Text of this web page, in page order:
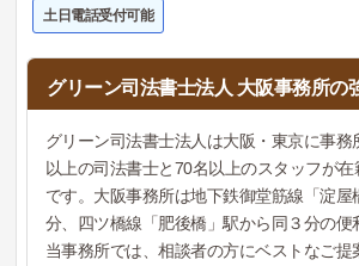
土日電話受付可能
グリーン司法書士法人 大阪事務所の
グリーン司法書士法人は大阪・東京に事務
以上の司法書士と70名以上のスタッフが
です。大阪事務所は地下鉄御堂筋線「淀屋
分、四ツ橋線「肥後橋」駅から同３分の便
当事務所では、相談者の方にベストなご提